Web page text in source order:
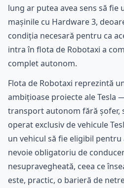
lung ar putea avea sens să
mașinile cu Hardware 3,
condiția necesară pentru ca
intra în flota de Robotaxi a
complet autonom.
Flota de Robotaxi reprezintă
ambițioase proiecte ale Tesla
transport autonom fără șofer,
operat exclusiv de vehicule
un vehicul să fie eligibil
nevoie obligatoriu de
nesupravegheată, ceea ce
este, practic, o barieră de